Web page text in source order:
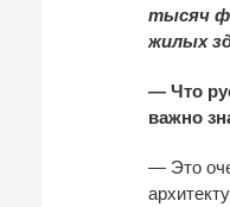
тысяч
жилых
— Что
важно
— Это